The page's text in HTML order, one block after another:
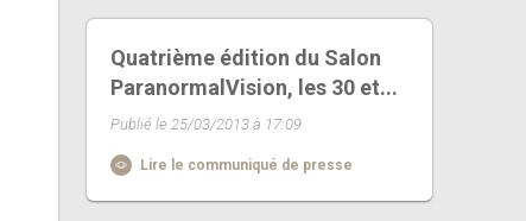
Quatrième édition du Salon
ParanormalVision, les 30 et...
Publié le 25/03/2013 à 17:09
Lire le communiqué de presse